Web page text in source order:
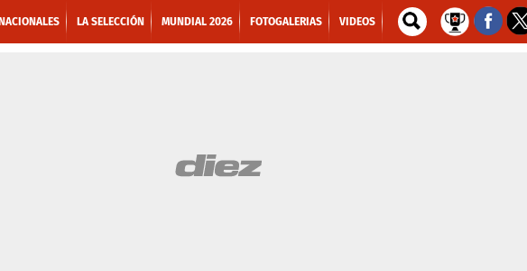
LA SELECCIÓN MUNDIAL 2026 FOTOGALERIAS VIDEOS